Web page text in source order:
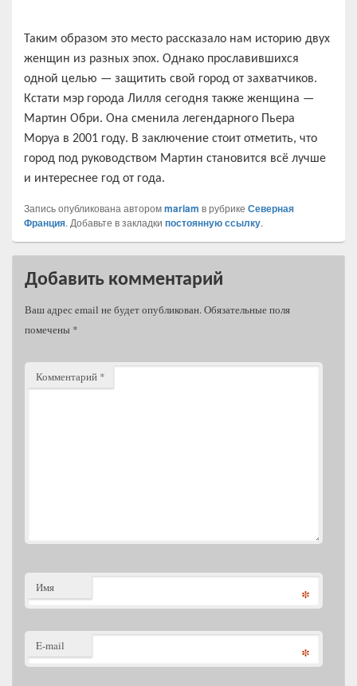
Таким образом это место рассказало нам историю двух
женщин из разных эпох. Однако прославившихся
одной целью — защитить свой город от захватчиков.
Кстати мэр города Лилля сегодня также женщина —
Мартин Обри. Она сменила легендарного Пьера
Моруа в 2001 году. В заключение стоит отметить, что
город под руководством Мартин становится всё лучше
и интереснее год от года.
Запись опубликована авторомmariam в рубрике Северная
Франция. Добавьте в закладки постоянную ссылку.
Добавить комментарий
Ваш адрес email не будет опубликован.Обязательные поля
помечены *
Комментарий *
Имя *
E-mail *